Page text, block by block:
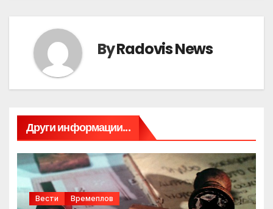
ByRadovis News
Други информации...
Вести Времеплов